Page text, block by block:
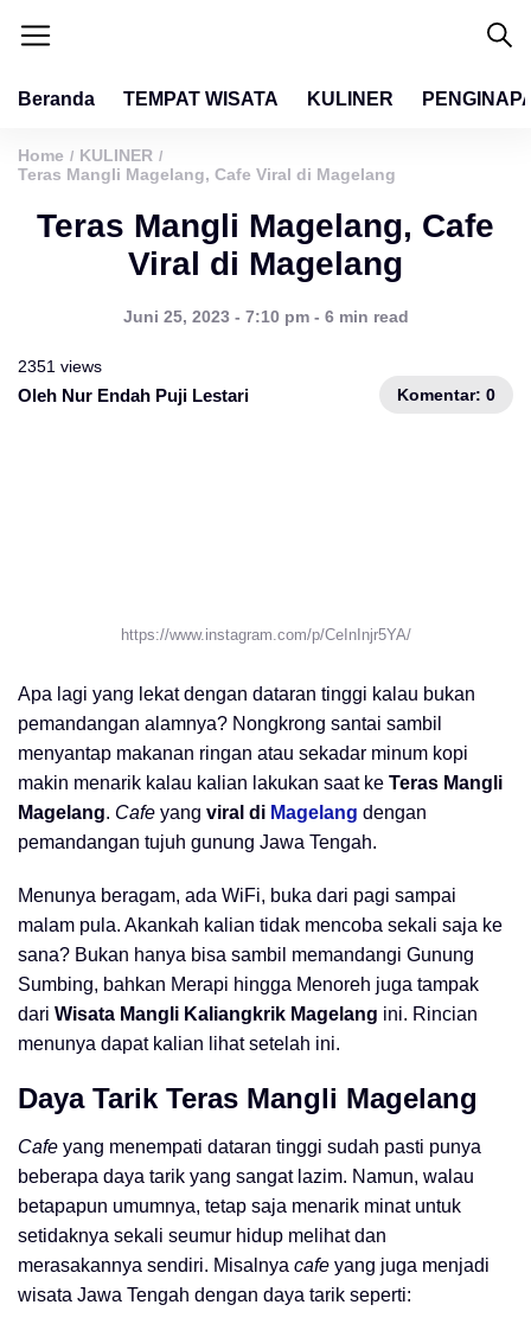
Beranda TEMPAT WISATA KULINER
Home / KULINER /
Teras Mangli Magelang, Cafe Viral di Magelang
Teras Mangli Magelang, Cafe
Viral di Magelang
Juni 25, 2023 - 7:10 pm - 6 min read
2351 views
Oleh Nur Endah Puji Lestari Komentar: 0
https://www.instagram.com/p/CeInInjr5YA/
Apa lagi yang lekat dengan dataran tinggi kalau bukan
pemandangan alamnya? Nongkrong santai sambil
menyantap makanan ringan atau sekadar minum kopi
makin menarik kalau kalian lakukan saat ke Teras Mangli
Magelang. Cafe yang viral di Magelang dengan
pemandangan tujuh gunung Jawa Tengah.
Menunya beragam, ada WiFi, buka dari pagi sampai
malam pula. Akankah kalian tidak mencoba sekali saja ke
sana? Bukan hanya bisa sambil memandangi Gunung
Sumbing, bahkan Merapi hingga Menoreh juga tampak
dari Wisata Mangli Kaliangkrik Magelang ini. Rincian
menunya dapat kalian lihat setelah ini.
Daya Tarik Teras Mangli Magelang
Cafe yang menempati dataran tinggi sudah pasti punya
beberapa daya tarik yang sangat lazim. Namun, walau
betapapun umumnya, tetap saja menarik minat untuk
setidaknya sekali seumur hidup melihat dan
merasakannya sendiri. Misalnya cafe yang juga menjadi
wisata Jawa Tengah dengan daya tarik seperti: